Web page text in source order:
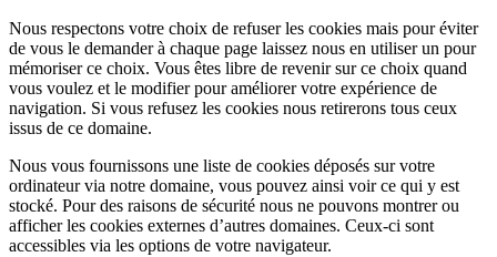
Nous respectons votre choix de refuser les cookies mais pour éviter
de vous le demander à chaque page laissez nous en utiliser un pour
mémoriser ce choix. Vous êtes libre de revenir sur ce choix quand
vous voulez et le modifier pour améliorer votre expérience de
navigation. Si vous refusez les cookies nous retirerons tous ceux
issus de ce domaine.
Nous vous fournissons une liste de cookies déposés sur votre
ordinateur via notre domaine, vous pouvez ainsi voir ce qui y est
stocké. Pour des raisons de sécurité nous ne pouvons montrer ou
afficher les cookies externes d’autres domaines. Ceux-ci sont
accessibles via les options de votre navigateur.